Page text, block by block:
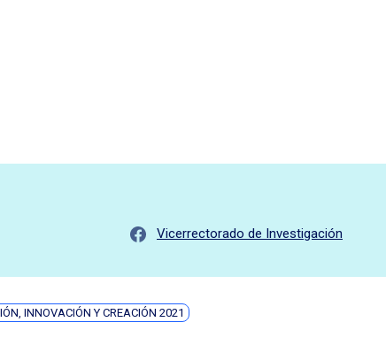
Vicerrectorado de Investigación
INNOVACIÓN Y CREACIÓN 2021